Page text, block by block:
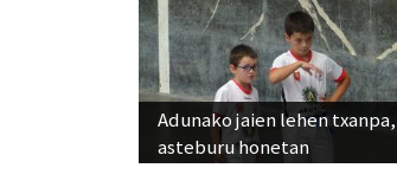
Adunako jaien lehen txanpa,
asteburu honetan